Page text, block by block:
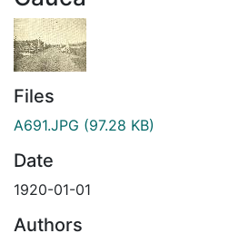
Files
A691.JPG (97.28 KB)
Date
1920-01-01
Authors